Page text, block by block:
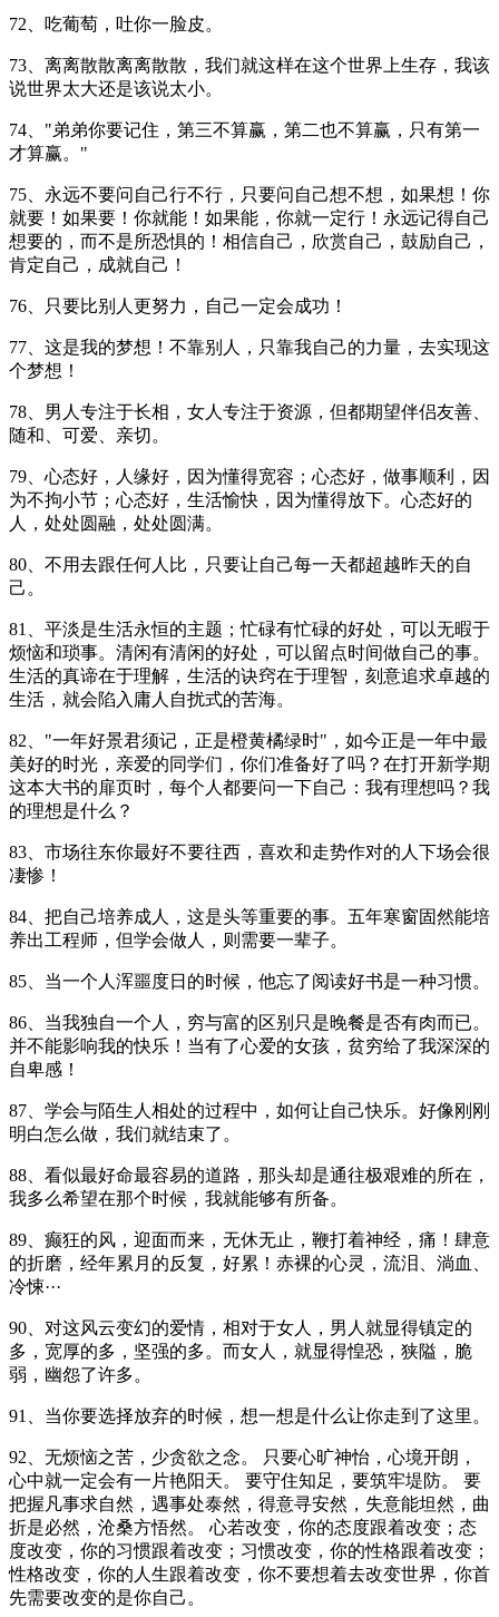
72、吃葡萄，吐你一脸皮。
73、离离散散离离散散，我们就这样在这个世界上生存，我该
说世界太大还是该说太小。
74、"弟弟你要记住，第三不算赢，第二也不算赢，只有第一
才算赢。"
75、永远不要问自己行不行，只要问自己想不想，如果想！你
就要！如果要！你就能！如果能，你就一定行！永远记得自己
想要的，而不是所恐惧的！相信自己，欣赏自己，鼓励自己，
肯定自己，成就自己！
76、只要比别人更努力，自己一定会成功！
77、这是我的梦想！不靠别人，只靠我自己的力量，去实现这
个梦想！
78、男人专注于长相，女人专注于资源，但都期望伴侣友善、
随和、可爱、亲切。
79、心态好，人缘好，因为懂得宽容；心态好，做事顺利，因
为不拘小节；心态好，生活愉快，因为懂得放下。心态好的
人，处处圆融，处处圆满。
80、不用去跟任何人比，只要让自己每一天都超越昨天的自
己。
81、平淡是生活永恒的主题；忙碌有忙碌的好处，可以无暇于
烦恼和琐事。清闲有清闲的好处，可以留点时间做自己的事。
生活的真谛在于理解，生活的诀窍在于理智，刻意追求卓越的
生活，就会陷入庸人自扰式的苦海。
82、"一年好景君须记，正是橙黄橘绿时"，如今正是一年中最
美好的时光，亲爱的同学们，你们准备好了吗？在打开新学期
这本大书的扉页时，每个人都要问一下自己：我有理想吗？我
的理想是什么？
83、市场往东你最好不要往西，喜欢和走势作对的人下场会很
凄惨！
84、把自己培养成人，这是头等重要的事。五年寒窗固然能培
养出工程师，但学会做人，则需要一辈子。
85、当一个人浑噩度日的时候，他忘了阅读好书是一种习惯。
86、当我独自一个人，穷与富的区别只是晚餐是否有肉而已。
并不能影响我的快乐！当有了心爱的女孩，贫穷给了我深深的
自卑感！
87、学会与陌生人相处的过程中，如何让自己快乐。好像刚刚
明白怎么做，我们就结束了。
88、看似最好命最容易的道路，那头却是通往极艰难的所在，
我多么希望在那个时候，我就能够有所备。
89、癫狂的风，迎面而来，无休无止，鞭打着神经，痛！肆意
的折磨，经年累月的反复，好累！赤裸的心灵，流泪、淌血、
冷悚···
90、对这风云变幻的爱情，相对于女人，男人就显得镇定的
多，宽厚的多，坚强的多。而女人，就显得惶恐，狭隘，脆
弱，幽怨了许多。
91、当你要选择放弃的时候，想一想是什么让你走到了这里。
92、无烦恼之苦，少贪欲之念。 只要心旷神怡，心境开朗，
心中就一定会有一片艳阳天。 要守住知足，要筑牢堤防。 要
把握凡事求自然，遇事处泰然，得意寻安然，失意能坦然，曲
折是必然，沧桑方悟然。 心若改变，你的态度跟着改变；态
度改变，你的习惯跟着改变；习惯改变，你的性格跟着改变；
性格改变，你的人生跟着改变，你不要想着去改变世界，你首
先需要改变的是你自己。